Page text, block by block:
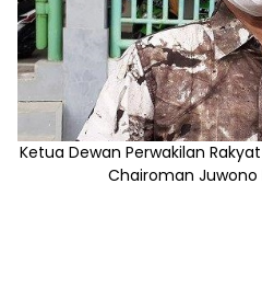
Ketua Dewan Perwakilan
Chairoman